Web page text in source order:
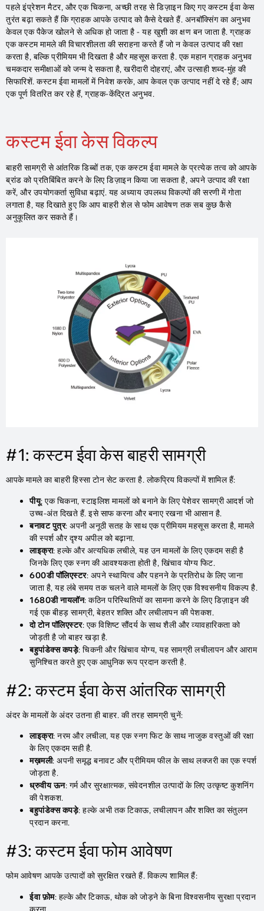
पहले इंप्रेशन मैटर, और एक चिकना, अच्छी तरह से डिज़ाइन किए गए कस्टम ईवा केस
तुरंत बढ़ा सकते हैं कि ग्राहक आपके उत्पाद को कैसे देखते हैं. अनबॉक्सिंग का अनुभव
केवल एक पैकेज खोलने से अधिक हो जाता है - यह खुशी का क्षण बन जाता है. ग्राहक
एक कस्टम मामले की विचारशीलता की सराहना करते हैं जो न केवल उत्पाद की रक्षा
करता है, बल्कि प्रीमियम भी दिखता है और महसूस करता है. एक महान ग्राहक अनुभव
चमकदार समीक्षाओं को जन्म दे सकता है, खरीदारी दोहराएं, और उत्साही शब्द-मुंह की
सिफारिशें. कस्टम ईवा मामलों में निवेश करके, आप केवल एक उत्पाद नहीं दे रहे हैं; आप
एक पूर्ण वितरित कर रहे हैं, ग्राहक-केंद्रित अनुभव.
कस्टम ईवा केस विकल्प
बाहरी सामग्री से आंतरिक डिब्बों तक, एक कस्टम ईवा मामले के प्रत्येक तत्व को आपके
ब्रांड को प्रतिबिंबित करने के लिए डिज़ाइन किया जा सकता है, अपने उत्पाद की रक्षा
करें, और उपयोगकर्ता सुविधा बढ़ाएं. यह अध्याय उपलब्ध विकल्पों की सरणी में गोता
लगाता है, यह दिखाते हुए कि आप बाहरी शेल से फोम आवेषण तक सब कुछ कैसे
अनुकूलित कर सकते हैं।
#1: कस्टम ईवा केस बाहरी सामग्री
आपके मामले का बाहरी हिस्सा टोन सेट करता है. लोकप्रिय विकल्पों में शामिल हैं:
पीयू: एक चिकना, स्टाइलिश मामलों को बनाने के लिए पेशेवर सामग्री आदर्श जो
उच्च-अंत दिखते हैं. इसे साफ करना और बनाए रखना भी आसान है.
बनावट पुत्र: अपनी अनूठी सतह के साथ एक प्रीमियम महसूस करता है, मामले
की स्पर्श और दृश्य अपील को बढ़ाना.
लाइक्रा: हल्के और अत्यधिक लचीले, यह उन मामलों के लिए एकदम सही है
जिनके लिए एक स्नग की आवश्यकता होती है, खिंचाव योग्य फिट.
600डी पॉलिएस्टर: अपने स्थायित्व और पहनने के प्रतिरोध के लिए जाना
जाता है, यह लंबे समय तक चलने वाले मामलों के लिए एक विश्वसनीय विकल्प है.
1680डी नायलॉन: कठिन परिस्थितियों का सामना करने के लिए डिज़ाइन की
गई एक बीहड़ सामग्री, बेहतर शक्ति और लचीलापन की पेशकश.
दो टोन पॉलिएस्टर: एक विशिष्ट सौंदर्य के साथ शैली और व्यावहारिकता को
जोड़ती है जो बाहर खड़ा है.
बहुपांडेक्स कपड़े: चिकनी और खिंचाव योग्य, यह सामग्री लचीलापन और आराम
सुनिश्चित करते हुए एक आधुनिक रूप प्रदान करती है.
#2: कस्टम ईवा केस आंतरिक सामग्री
अंदर के मामलों के अंदर उतना ही बाहर. की तरह सामग्री चुनें:
लाइक्रा: नरम और लचीला, यह एक स्नग फिट के साथ नाजुक वस्तुओं की रक्षा
के लिए एकदम सही है.
मख़मली: अपनी समृद्ध बनावट और प्रीमियम फील के साथ लक्जरी का एक स्पर्श
जोड़ता है.
ध्रुवीय ऊन: गर्म और सुरक्षात्मक, संवेदनशील उत्पादों के लिए उत्कृष्ट कुशनिंग
की पेशकश.
बहुपांडेक्स कपड़े: हल्के अभी तक टिकाऊ, लचीलापन और शक्ति का संतुलन
प्रदान करना.
#3: कस्टम ईवा फोम आवेषण
फोम आवेषण आपके उत्पादों को सुरक्षित रखते हैं. विकल्प शामिल हैं:
ईवा फ़ोम: हल्के और टिकाऊ, थोक को जोड़ने के बिना विश्वसनीय सुरक्षा प्रदान